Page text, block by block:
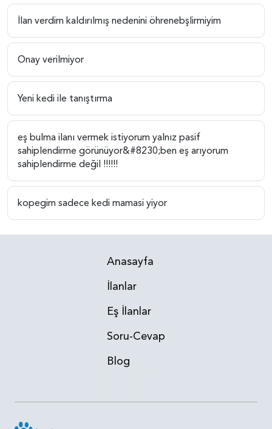
İlan verdim kaldırılmış nedenini öhrenebşlirmiyim
Onay verilmiyor
Yeni kedi ile tanıştırma
eş bulma ilanı vermek istiyorum yalnız pasif
sahiplendirme görünüyor&#8230;ben eş arıyorum
sahiplendirme değil !!!!!!
kopegim sadece kedi mamasi yiyor
Anasayfa
İlanlar
Eş İlanlar
Soru-Cevap
Blog